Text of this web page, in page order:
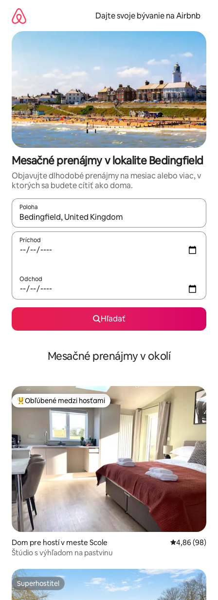
obsah.
Dajte svoje bývanie na Airbnb
Mesačné prenájmy v lokalite Bedingfield
Objavujte dlhodobé prenájmy na mesiac alebo viac, v
ktorých sa budete cítiť ako doma.
Poloha
Keď budú výsledky k dispozícii, môžete si ich prechádzať
Príchod
Odchod
Hľadať
Mesačné prenájmy v okolí
Najobľúbenejšie medzi hosťami
Obľúbené medzi hosťami
Dom pre hostí v meste Scole Priemerné
4,86 (98)
Štúdio s výhľadom na pastvinu
Superhostiteľ
Superhostiteľ